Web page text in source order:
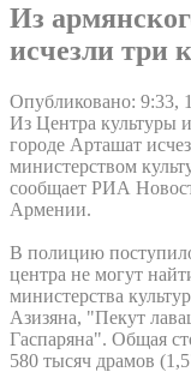
Из
исчезли три
Опубликовано: 9:33,
Из Центра культуры
городе Арташат
министерством
сообщает РИА
Армении.
В полицию
центра не могут
министерства
Азизяна, "Пекут
Гаспаряна". Общая
580 тысяч драмов